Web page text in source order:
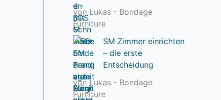
von Lukas - Bondage
Furniture
SM Zimmer einrichten
– die erste
Entscheidung
von Lukas - Bondage
Furniture